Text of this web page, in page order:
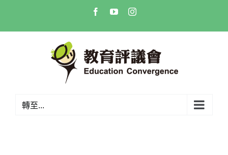
content
FacebookYouTubeInstagram
轉至...